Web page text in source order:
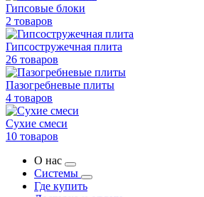
Гипсовые блоки
2 товаров
Гипсостружечная плита
26 товаров
Пазогребневые плиты
4 товаров
Сухие смеси
10 товаров
О нас
Системы
Где купить